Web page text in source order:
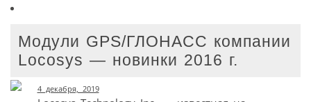
Модули GPS/ГЛОНАСС компании
Locosys — новинки 2016 г.
4 декабря, 2019